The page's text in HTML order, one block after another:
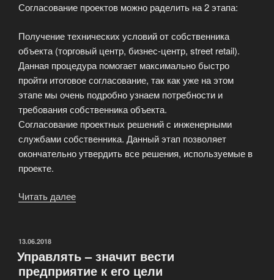
Согласование проектов можно раделить на 2 этапа:
Получение технических условий от собственника
объекта (торговый центр, бизнес-центр, street retail).
Данная процедура помогает максимально быстро
пройти итоговое согласование, так как уже на этом
этапе мы очень подробно узнаем потребности и
требования собственника объекта.
Согласование проектных решений с инженерными
службами собственника. Данный этап позволяет
окончательно утвердить все решения, используемые в
проекте.
Читать далее
ОПУБЛИКОВАНО
13.06.2018
Управлять – значит вести
предприятие к его цели